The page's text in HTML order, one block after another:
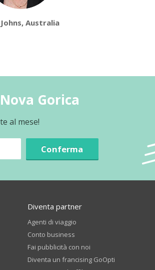
Johns, Australia
Gorica
al mese!
Conferma
Diventa partner
Agenti di viaggio
Conto business
Fai pubblicità con noi
Diventa un francising GoOpti